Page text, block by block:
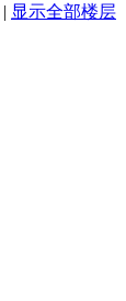
| 显示全部楼层